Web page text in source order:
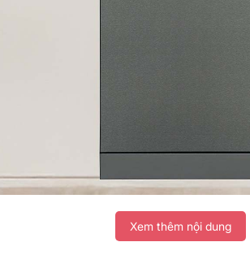
nghệ 4.0, việc sở hữu một chiếc máy rửa
còn mang lại sự tiện lợi trong cuộc sống
máy rửa bát Hafele HDW-
Xem thêm nội dung